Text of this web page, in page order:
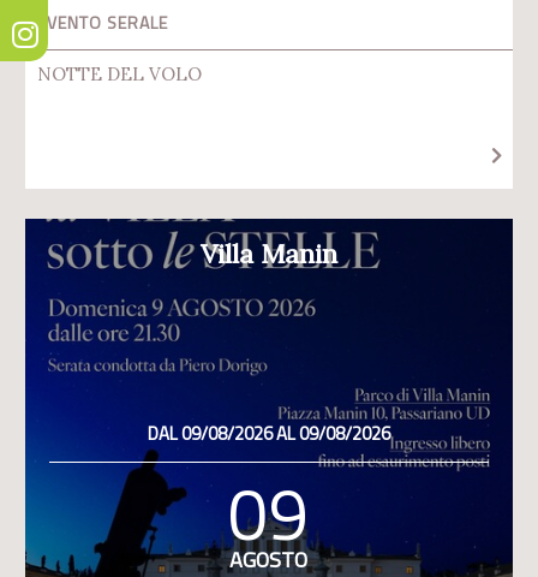
EVENTO SERALE
NOTTE DEL VOLO
Villa Manin
DAL 09/08/2026 AL 09/08/2026
09
AGOSTO